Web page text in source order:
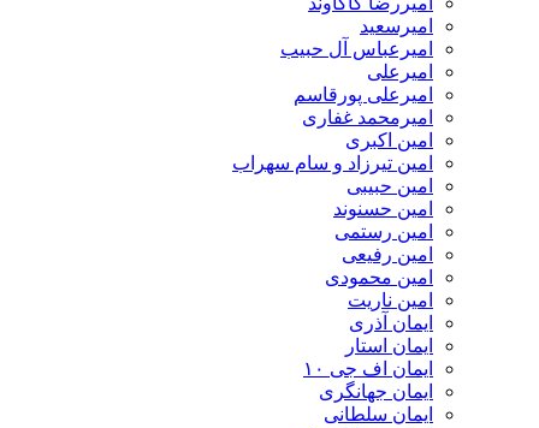
امیرسعید
امیرعباس آل حبیب
امیرعلی
امیرعلی پورقاسم
امیرمحمد غفاری
امین اکبری
امین تیرزاد و سام سهراب
امین حبیبی
امین حسنوند
امین رستمی
امین رفیعی
امین محمودی
امین ناریت
ایمان آذری
ایمان استار
ایمان اف جی ۱۰
ایمان جهانگری
ایمان سلطانی